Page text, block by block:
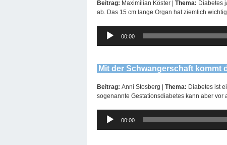
Beitrag: Maximilian Köster | Thema: Diabetes
ab. Das 15 cm lange Organ hat ziemlich
Audio-
Player
00:00
Mit der Schwangerschaft kommt
Beitrag: Anni Stosberg | Thema: Diabetes ist
sogenannte Gestationsdiabetes kann aber
Audio-
Player
00:00